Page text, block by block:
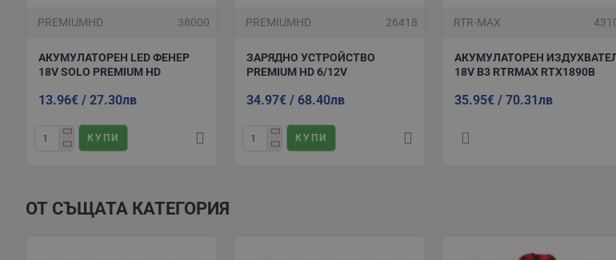
PREMIUMHD 38000
АКУМУЛАТОРЕН LED ФЕНЕР
18V SOLO PREMIUM HD
13.96€ / 27.30лв
КУПИ
PREMIUMHD 26418
ЗАРЯДНО УСТРОЙСТВО
PREMIUM HD 6/12V
34.97€ / 68.40лв
КУПИ
RTR-MAX
АКУМУЛАТОРЕН
18V B3 RTRMAX RTX1890B
35.95€ / 70.31лв
ОТ СЪЩАТА КАТЕГОРИЯ